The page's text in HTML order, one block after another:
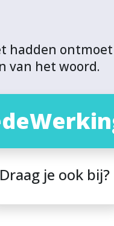
hadden
van het woord.
je ook bij?